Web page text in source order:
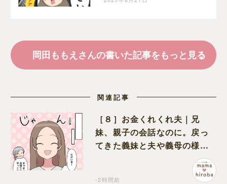
岡田ももえさんの書いた記事をもっと見る
関連記事
［８］お金くれくれ夫｜兄
妹、親子の会話なのに。戻っ
てきた義妹と夫や義母の様子
-2時間前